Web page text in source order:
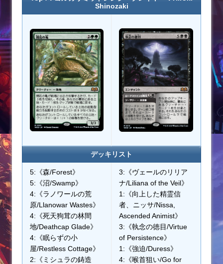
Shinozaki
デッキリスト
5:《森/Forest》
5:《沼/Swamp》
4:《ラノワールの荒
原/Llanowar Wastes》
4:《死天狗茸の林間
地/Deathcap Glade》
4:《眠らずの小
屋/Restless Cottage》
2:《ミシュラの鋳造
3:《ヴェールのリリア
ナ/Liliana of the Veil》
1:《向上した精霊信
者、ニッサ/Nissa,
Ascended Animist》
3:《執念の徳目/Virtue
of Persistence》
1:《強迫/Duress》
4:《喉首狙い/Go for